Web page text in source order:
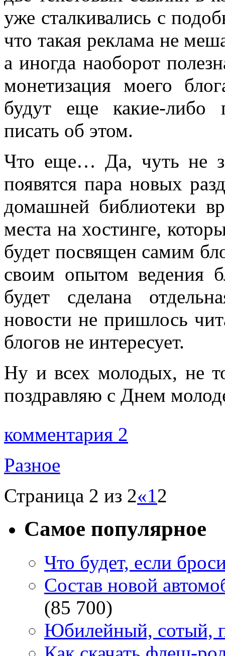
уже сталкивались с
что такая реклама не
а иногда наоборот
монетизация моего
будут еще какие-либо
писать об этом.
Что еще… Да, чуть не
появятся пара новых
домашней библиотеки
места на хостинге,
будет посвящен самим
своим опытом ведения
будет сделана
новости не пришлось
блогов не интересует.
Ну и всех молодых, не
поздравляю с Днем
комментария 2
Разное
Страница 2 из 2«1 2
Самое популярное
Что будет, если
Состав новой
(85 700)
Юбилейный, сотый,